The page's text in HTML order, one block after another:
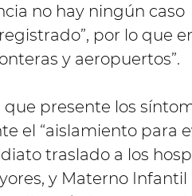
no hay ningún caso
por lo que
y aeropuertos”.
presente los
el “aislamiento para
traslado a los
y Materno Infantil